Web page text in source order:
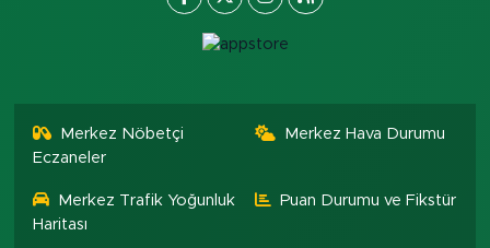
Merkez Nöbetçi
Eczaneler
Merkez Hava Durumu
Merkez Trafik Yoğunluk
Haritası
Puan Durumu ve Fikstür